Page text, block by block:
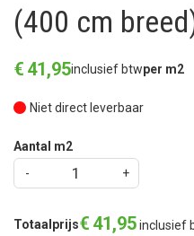
(400 cm
€ 41,95inclusief btwper m2
Niet direct leverbaar
Aantal m2
Totaalprijs€ 41,95inclusief